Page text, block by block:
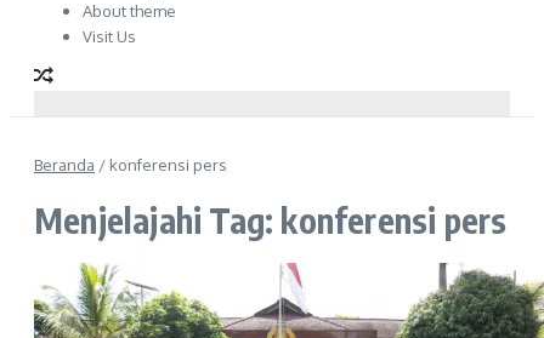
About theme
Visit Us
Beranda / konferensi pers
Menjelajahi Tag: konferensi pers